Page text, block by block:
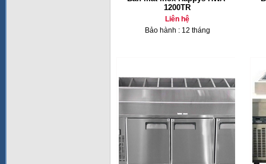
1200TR
Liên hệ
Bảo hành : 12 tháng